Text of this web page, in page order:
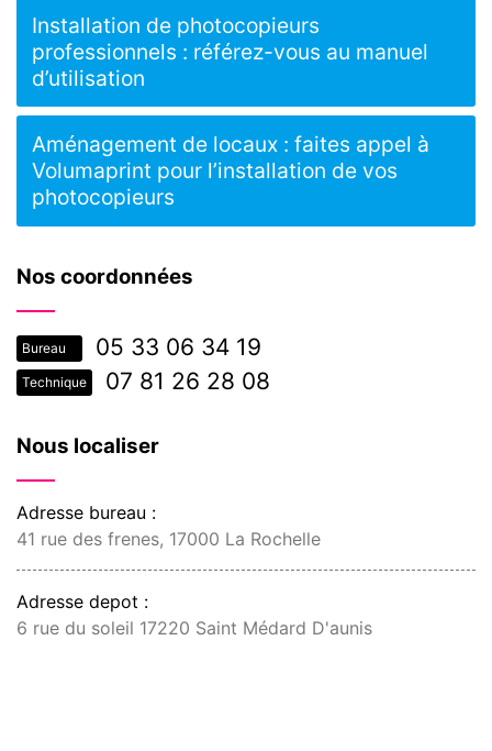
Nos coordonnées
Bureau 05 33 06 34 19
Technique 07 81 26 28 08
Nous localiser
Adresse bureau :
41 rue des frenes, 17000 La Rochelle
Adresse depot :
6 rue du soleil 17220 Saint Médard D'aunis
Installation de photocopieurs
professionnels : référez-vous au manuel
d’utilisation
Aménagement de locaux : faites appel à
Volumaprint pour l’installation de vos
photocopieurs